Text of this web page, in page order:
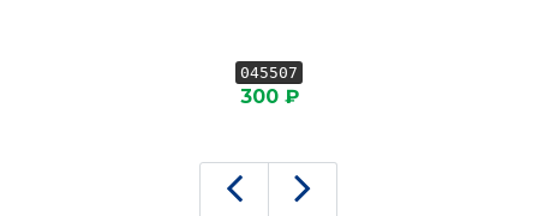
045507
300 ₽